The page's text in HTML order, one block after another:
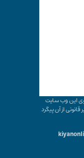
وب سایت
از آن پیگرد